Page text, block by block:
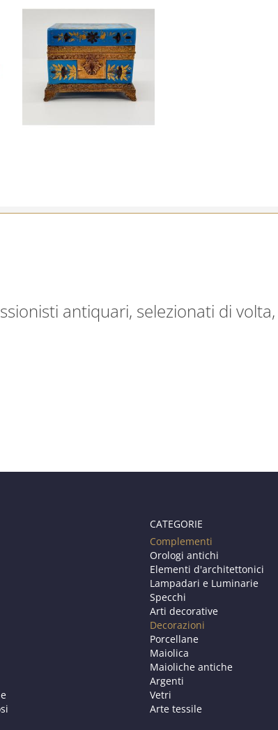
antiquari, selezionati di volta,
CATEGORIE
Complementi
Orologi antichi
Elementi d'architettonici
Lampadari e Luminarie
Specchi
Arti decorative
Decorazioni
Porcellane
Maiolica
Maioliche antiche
Argenti
Vetri
Arte tessile